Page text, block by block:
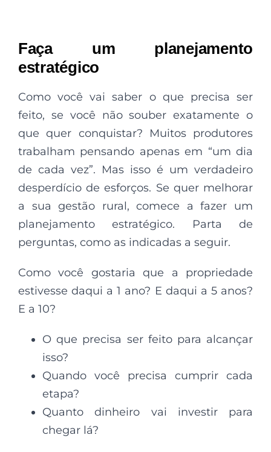
Faça um planejamento
estratégico
Como você vai saber o que precisa ser
feito, se você não souber exatamente o
que quer conquistar? Muitos produtores
trabalham pensando apenas em “um dia
de cada vez”. Mas isso é um verdadeiro
desperdício de esforços. Se quer melhorar
a sua gestão rural, comece a fazer um
planejamento estratégico. Parta de
perguntas, como as indicadas a seguir.
Como você gostaria que a propriedade
estivesse daqui a 1 ano? E daqui a 5 anos?
E a 10?
O que precisa ser feito para alcançar
isso?
Quando você precisa cumprir cada
etapa?
Quanto dinheiro vai investir para
chegar lá?